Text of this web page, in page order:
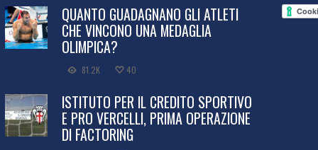
QUANTO GUADAGNANO GLI ATLETI
CHE VINCONO UNA MEDAGLIA
OLIMPICA?
81.2K 40
ISTITUTO PER IL CREDITO SPORTIVO
E PRO VERCELLI, PRIMA OPERAZIONE
DI FACTORING